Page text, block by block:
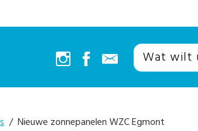
/ Nieuwe zonnepanelen WZC Egmont